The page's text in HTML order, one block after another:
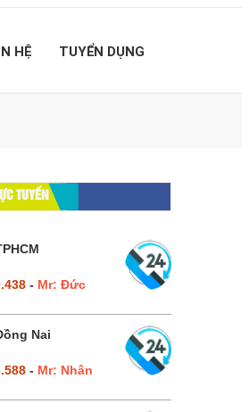
HỆ TUYỂN DỤNG
TUYẾN
- Mr: Đức
Nai
- Mr: Nhân